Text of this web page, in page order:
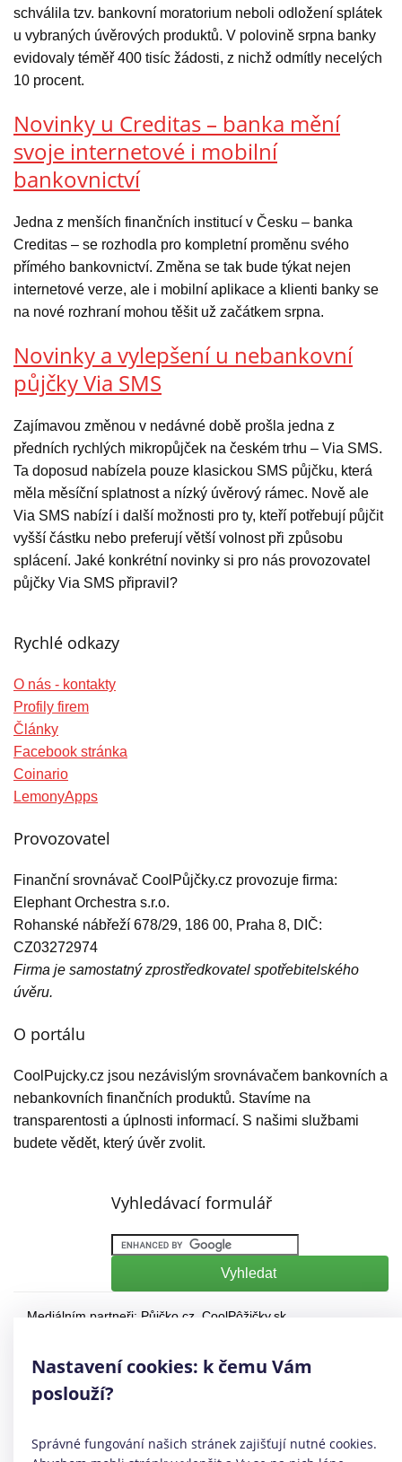
schválila tzv. bankovní moratorium neboli odložení splátek
u vybraných úvěrových produktů. V polovině srpna banky
evidovaly téměř 400 tisíc žádosti, z nichž odmítly necelých
10 procent.
Novinky u Creditas – banka mění
svoje internetové i mobilní
bankovnictví
Jedna z menších finančních institucí v Česku – banka
Creditas – se rozhodla pro kompletní proměnu svého
přímého bankovnictví. Změna se tak bude týkat nejen
internetové verze, ale i mobilní aplikace a klienti banky se
na nové rozhraní mohou těšit už začátkem srpna.
Novinky a vylepšení u nebankovní
půjčky Via SMS
Zajímavou změnou v nedávné době prošla jedna z
předních rychlých mikropůjček na českém trhu – Via SMS.
Ta doposud nabízela pouze klasickou SMS půjčku, která
měla měsíční splatnost a nízký úvěrový rámec. Nově ale
Via SMS nabízí i další možnosti pro ty, kteří potřebují půjčit
vyšší částku nebo preferují větší volnost při způsobu
splácení. Jaké konkrétní novinky si pro nás provozovatel
půjčky Via SMS připravil?
Rychlé odkazy
O nás - kontakty
Profily firem
Články
Facebook stránka
Coinario
LemonyApps
Provozovatel
Finanční srovnávač CoolPůjčky.cz provozuje firma:
Elephant Orchestra s.r.o.
Rohanské nábřeží 678/29, 186 00, Praha 8, DIČ:
CZ03272974
Firma je samostatný zprostředkovatel spotřebitelského
úvěru.
O portálu
CoolPujcky.cz jsou nezávislým srovnávačem bankovních a
nebankovních finančních produktů. Stavíme na
transparentosti a úplnosti informací. S našimi službami
budete vědět, který úvěr zvolit.
Vyhledávací formulář
Mediálním partneři: Půjčko.cz CoolPôžičky.sk
©CoolPujcky.cz - Půjčky bez registru Ostrava
Váš nezávislý odborný srovnávač půjček pro rok 2026
Provozovatel:Elephant Orchestra, s.r.o. Ve spolupráci sÚspory.cz
|Povinně zveřejňované informace | Informace o řazení
Nastavení cookies: k čemu Vám
poslouží?
Správné fungování našich stránek zajišťují nutné cookies.